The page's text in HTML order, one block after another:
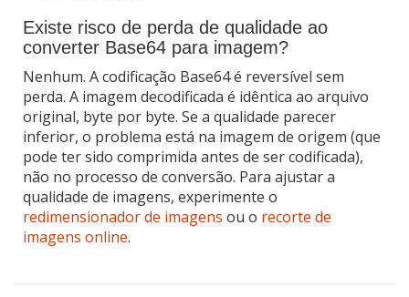
Existe risco de perda de qualidade ao
converter Base64 para imagem?
Nenhum. A codificação Base64 é reversível sem
perda. A imagem decodificada é idêntica ao arquivo
original, byte por byte. Se a qualidade parecer
inferior, o problema está na imagem de origem (que
pode ter sido comprimida antes de ser codificada),
não no processo de conversão. Para ajustar a
qualidade de imagens, experimente o
redimensionador de imagens ou o recorte de
imagens online.